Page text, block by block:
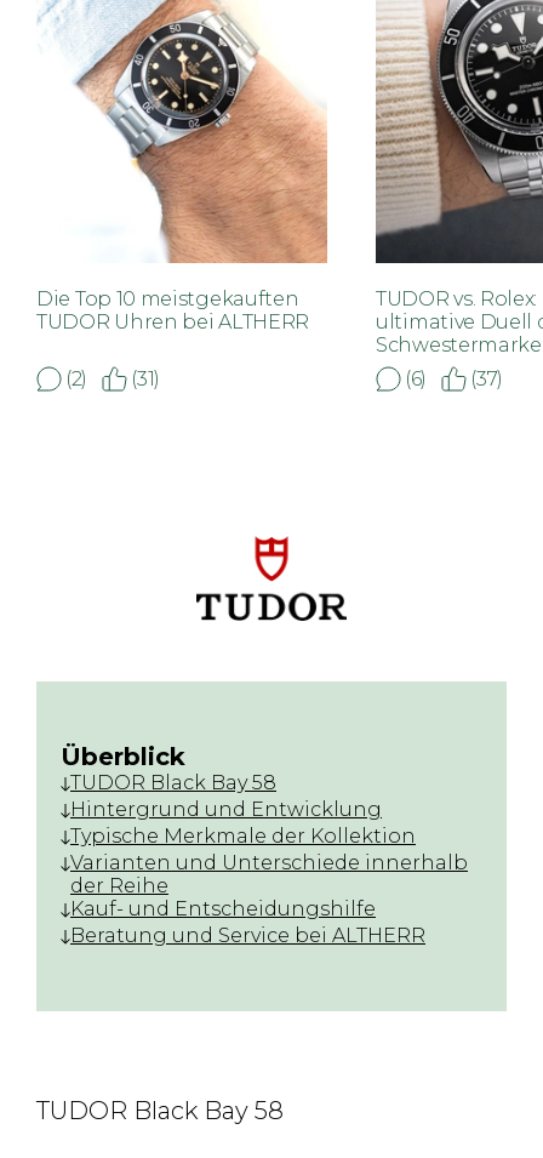
Die Top 10 meistgekauften
TUDOR Uhren bei ALTHERR
(2) (31)
TUDOR vs.
ultimative Duell
(6)
(37)
Überblick
TUDOR Black Bay 58
Hintergrund und Entwicklung
Typische Merkmale der Kollektion
Varianten und Unterschiede innerhalb
der Reihe
Kauf- und Entscheidungshilfe
Beratung und Service bei ALTHERR
TUDOR Black Bay 58